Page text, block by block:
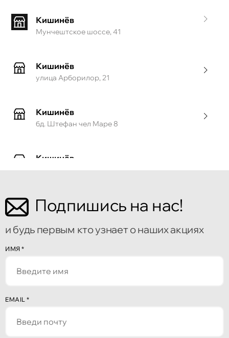
Кишинёв
Мунчештское шоссе, 41
Кишинёв
улица Арборилор, 21
Кишинёв
бд. Штефан чел Маре 8
Кишинёв
Кишинёв
Бульвар Мирча чел Бэтрын 2
Подпишись на нас!
и будь первым кто узнает о наших акциях
ИМЯ *
EMAIL *